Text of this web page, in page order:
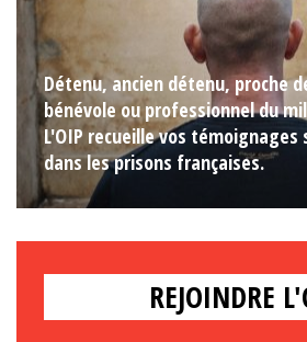
Détenu, ancien détenu, proche
bénévole ou professionnel du
L'OIP recueille vos
dans les prisons françaises.
REJOINDRE